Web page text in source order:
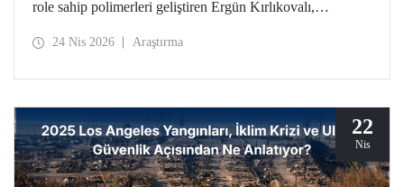
role sahip polimerleri geliştiren Ergün Kırlıkovalı,
İTÜ’lülerle bir araya geldi.
24 Nis 2026 Araştırma
22
Nis